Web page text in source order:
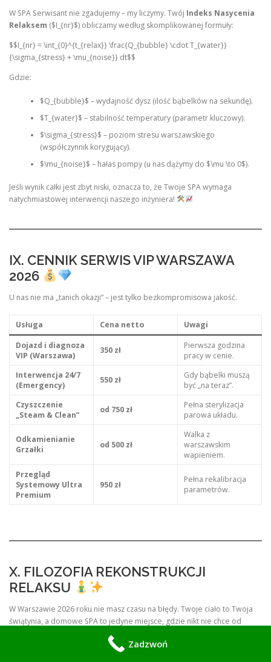
W SPA Serwisant nie zgadujemy – my liczymy. Twój Indeks Nasycenia
Relaksem ($I_{nr}$) obliczamy według skomplikowanej formuły:
$$I_{nr} = \int_{0}^{t_{relax}} \frac{Q_{bubble} \cdot T_{water}}
{\sigma_{stress} + \mu_{noise}} dt$$
Gdzie:
$Q_{bubble}$ – wydajność dysz (ilość bąbelków na sekundę).
$T_{water}$ – stabilność temperatury (parametr kluczowy).
$\sigma_{stress}$ – poziom stresu warszawskiego
(współczynnik korygujący).
$\mu_{noise}$ – hałas pompy (u nas dążymy do $\mu \to 0$).
Jeśli wynik całki jest zbyt niski, oznacza to, że Twoje SPA wymaga
natychmiastowej interwencji naszego inżyniera!
IX. CENNIK SERWIS VIP WARSZAWA
2026
U nas nie ma „tanich okazji” – jest tylko bezkompromisowa jakość.
Usługa Cena netto
Uwagi
Dojazd i diagnoza
VIP (Warszawa)
350 zł
Pierwsza godzina
pracy w cenie.
Interwencja 24/7
(Emergency)
550 zł
Gdy bąbelki muszą
być „na teraz”.
Czyszczenie
„Steam & Clean”
od 750 zł
Pełna sterylizacja
parowa układu.
Odkamienianie
Grzałki
od 500 zł
Walka z
warszawskim
wapieniem.
Przegląd
Systemowy Ultra
Premium
950 zł
Pełna rekalibracja
parametrów.
X. FILOZOFIA REKONSTRUKCJI
RELAKSU
W Warszawie 2026 roku nie masz czasu na błędy. Twoje ciało to Twoja
świątynia, a domowe SPA to jedyne miejsce, gdzie nikt nie chce od
Ciebie raportu na poniedziałek. SPA Serwisant Warszawa to Twoja
polisa ubezpieczeniowa na wypadek, gdyby technologia postanowiła
Zadzwoń